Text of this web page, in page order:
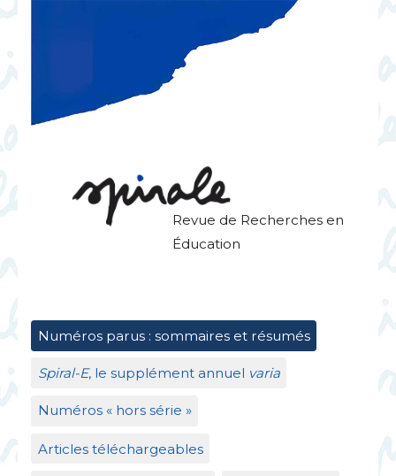
Revue de Recherches en
Éducation
Numéros parus : sommaires et résumés
Spiral-E, le supplément annuel varia
Numéros « hors série »
Articles téléchargeables